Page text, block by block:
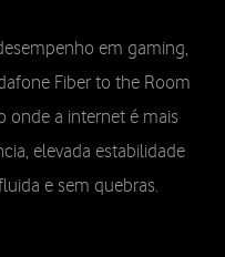
em gaming,
Fiber to the Room
onde a internet é mais
elevada estabilidade
e sem quebras.